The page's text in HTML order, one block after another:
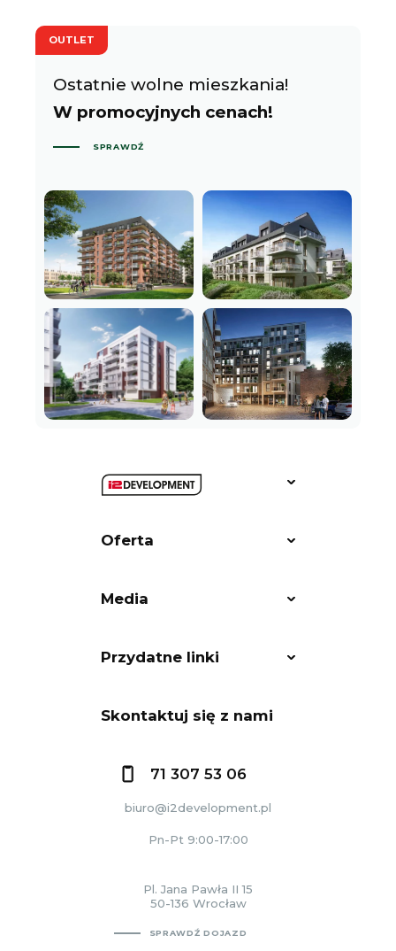
OUTLET
Ostatnie wolne mieszkania!
W promocyjnych cenach!
SPRAWDŹ
Oferta
Media
Przydatne linki
Skontaktuj się z nami
71 307 53 06
biuro@i2development.pl
Pn-Pt 9:00-17:00
Pl. Jana Pawła II 15
50-136 Wrocław
SPRAWDŹ DOJAZD